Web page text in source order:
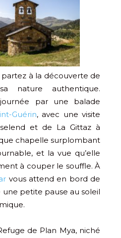
partez à la découverte de
nature authentique.
par une balade
Guérin, avec une visite
et de La Gittaz à
chapelle surplombant
et la vue qu’elle
à couper le souffle. À
vous attend en bord de
petite pause au soleil
de Plan Mya, niché